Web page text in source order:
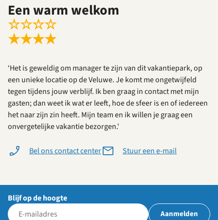
Een warm welkom
☆☆☆☆
★★★★
‘Het is geweldig om manager te zijn van dit vakantiepark, op
een unieke locatie op de Veluwe. Je komt me ongetwijfeld
tegen tijdens jouw verblijf. Ik ben graag in contact met mijn
gasten; dan weet ik wat er leeft, hoe de sfeer is en of iedereen
het naar zijn zin heeft. Mijn team en ik willen je graag een
onvergetelijke vakantie bezorgen.'
Bel ons contact center Stuur een e-mail
Blijf op de hoogte
Aanmelden